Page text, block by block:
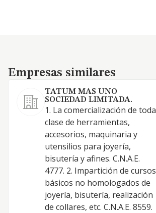
Empresas similares
Empresas similares
TATUM MAS UNO
SOCIEDAD LIMITADA.
1. La comercialización de toda
clase de herramientas,
accesorios, maquinaria y
utensilios para joyería,
bisutería y afines. C.N.A.E.
4777. 2. Impartición de cursos
básicos no homologados de
joyería, bisutería, realización
de collares, etc. C.N.A.E. 8559.